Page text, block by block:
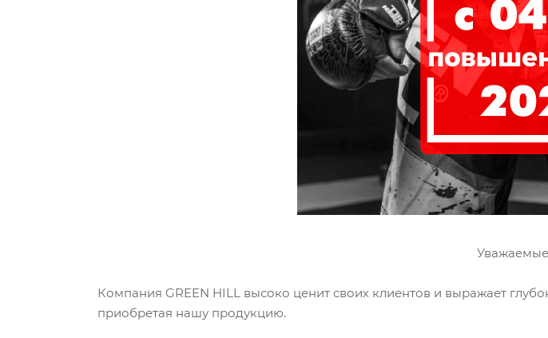
Уважаемые
Компания GREEN HILL высоко ценит своих клиентов и выражает
приобретая нашу продукцию.